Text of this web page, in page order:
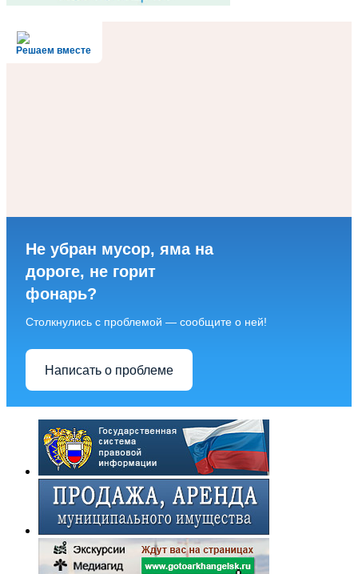
Решаем вместе
Не убран мусор, яма на
дороге, не горит
фонарь?
Столкнулись с проблемой — сообщите о ней!
Написать о проблеме